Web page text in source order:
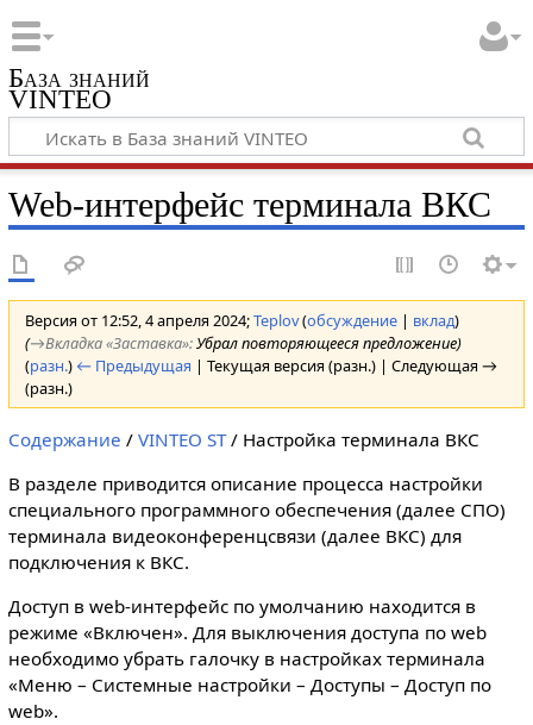
База знаний
VINTEO
Web-интерфейс терминала ВКС
Версия от 12:52, 4 апреля 2024;Teplov(обсуждение| вклад)
(→‎Вкладка «Заставка»:Убрал повторяющееся предложение)
(разн.) ← Предыдущая | Текущая версия (разн.) | Следующая →
(разн.)
Содержание / VINTEO ST/ Настройка терминала ВКС
В разделе приводится описание процесса настройки
специального программного обеспечения (далее СПО)
терминала видеоконференцсвязи (далее ВКС) для
подключения к ВКС.
Доступ в web-интерфейс по умолчанию находится в
режиме «Включен». Для выключения доступа по web
необходимо убрать галочку в настройках терминала
«Меню – Системные настройки – Доступы – Доступ по
web».